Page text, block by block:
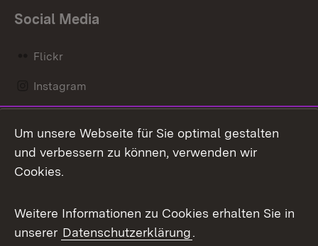
Social Media
Flickr
Instagram
Mastodon
Messenger
Social Wall
X / Twitter
Um unsere Webseite für Sie optimal gestalten
und verbessern zu können, verwenden wir
Cookies.
Weitere Informationen zu Cookies erhalten Sie in
unserer Datenschutzerklärung.